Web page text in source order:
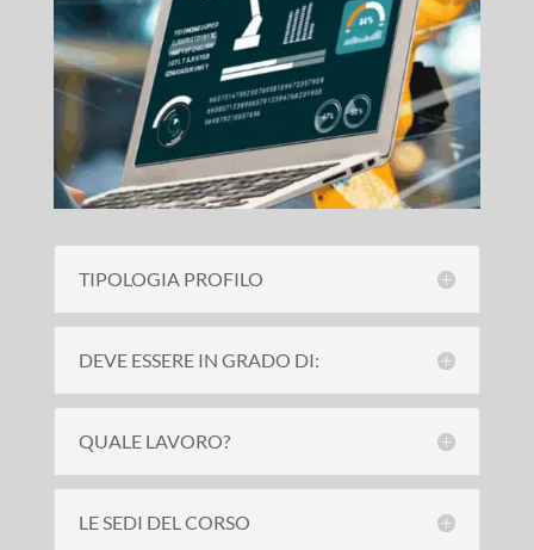
TIPOLOGIA PROFILO
DEVE ESSERE IN GRADO DI:
QUALE LAVORO?
LE SEDI DEL CORSO